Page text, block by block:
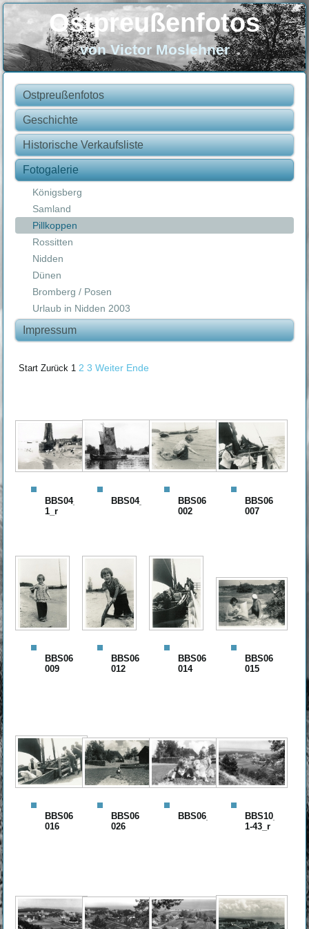
Ostpreußenfotos
von Victor Moslehner
Ostpreußenfotos
Geschichte
Historische Verkaufsliste
Fotogalerie
Königsberg
Samland
Pillkoppen
Rossitten
Nidden
Dünen
Bromberg / Posen
Urlaub in Nidden 2003
Impressum
Start Zurück 1 2 3 Weiter Ende
BBS04_288-
1_r
BBS04_289_r
BBS06
002
BBS06
007
BBS06
009
BBS06
012
BBS06
014
BBS06
015
BBS06
016
BBS06
026
BBS06_R01_r
BBS10_201-
1-43_r